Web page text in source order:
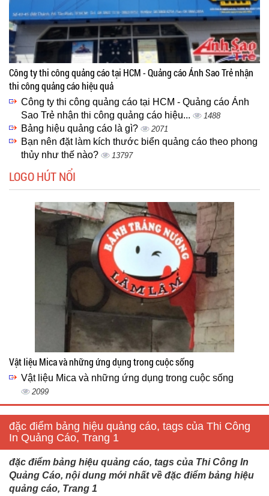
Công ty thi công quảng cáo tại HCM - Quảng cáo Ánh Sao Trẻ nhận
thi công quảng cáo hiệu quả
Công ty thi công quảng cáo tại HCM - Quảng cáo Ánh
Sao Trẻ nhận thi công quảng cáo hiệu...
1488
Bảng hiệu quảng cáo là gì? 2071
Bạn nên đặt làm kích thước biển quảng cáo theo phong
thủy như thế nào?
13797
LOGO HÚT NỔI
Vật liệu Mica và những ứng dụng trong cuộc sống
Vật liệu Mica và những ứng dụng trong cuộc sống
2099
đặc điểm bảng hiệu quảng cáo, tags của Thi Công
In Quảng Cáo, Trang 1
đặc điểm bảng hiệu quảng cáo, tags của Thi Công In
Quảng Cáo, nội dung mới nhất về đặc điểm bảng hiệu
quảng cáo, Trang 1